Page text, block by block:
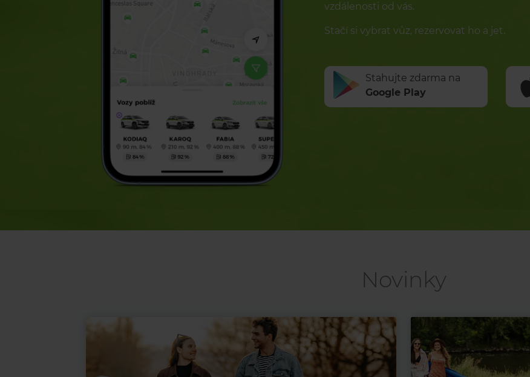
vzdálenosti od vás.
Stačí si vybrat vůz, rezervovat ho a jet.
Stahujte zdarma na
Google Play
Novinky